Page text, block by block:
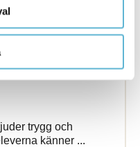
trygg och
känner ...